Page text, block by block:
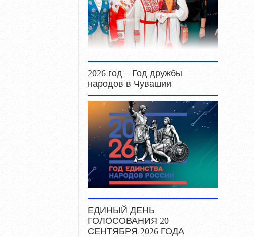
2026 год – Год дружбы
народов в Чувашии
ЕДИНЫЙ ДЕНЬ
ГОЛОСОВАНИЯ 20
СЕНТЯБРЯ 2026 ГОДА